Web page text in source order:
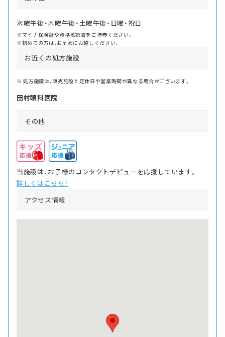
水曜午後・木曜午後・土曜午後・日曜・祝日
※マイナ保険証や資格確認書をご持参ください。
※初めての方は、お早めにお越しください。
お近くの処方施設
処方施設は、販売施設と定休日や営業時間が異なる場合がございます。
田村眼科医院
その他
当施設は、お子様のコンタクトデビューを応援しています。
詳しくはこちら！
アクセス情報